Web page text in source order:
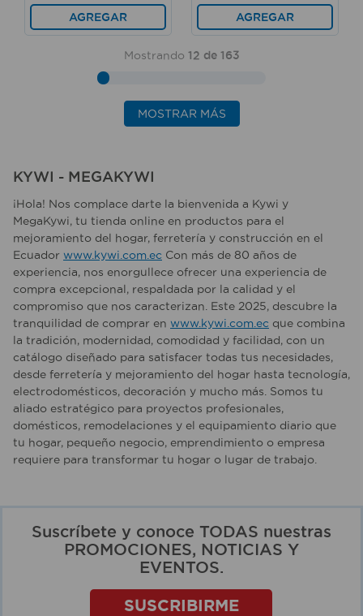
AGREGAR AGREGAR
Mostrando 12 de 163
MOSTRAR MÁS
KYWI - MEGAKYWI
¡Hola! Nos complace darte la bienvenida a Kywi y
MegaKywi, tu tienda online en productos para el
mejoramiento del hogar, ferretería y construcción en el
Ecuador www.kywi.com.ec Con más de 80 años de
experiencia, nos enorgullece ofrecer una experiencia de
compra excepcional, respaldada por la calidad y el
compromiso que nos caracterizan. Este 2025, descubre la
tranquilidad de comprar en www.kywi.com.ec que combina
la tradición, modernidad, comodidad y facilidad, con un
catálogo diseñado para satisfacer todas tus necesidades,
desde ferretería y mejoramiento del hogar hasta tecnología,
electrodomésticos, decoración y mucho más. Somos tu
aliado estratégico para proyectos profesionales,
domésticos, remodelaciones y el equipamiento diario que
tu hogar, pequeño negocio, emprendimiento o empresa
requiere para transformar tu hogar o lugar de trabajo.
Suscríbete y conoce TODAS nuestras
PROMOCIONES, NOTICIAS Y
EVENTOS.
SUSCRIBIRME